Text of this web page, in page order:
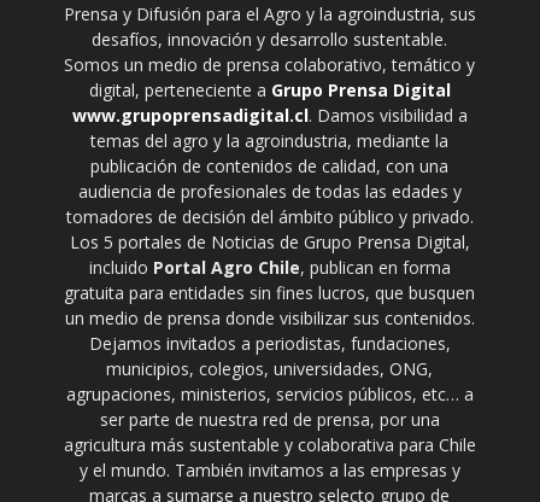
Prensa y Difusión para el Agro y la agroindustria, sus
desafíos, innovación y desarrollo sustentable.
Somos un medio de prensa colaborativo, temático y
digital, perteneciente a Grupo Prensa Digital
www.grupoprensadigital.cl. Damos visibilidad a
temas del agro y la agroindustria, mediante la
publicación de contenidos de calidad, con una
audiencia de profesionales de todas las edades y
tomadores de decisión del ámbito público y privado.
Los 5 portales de Noticias de Grupo Prensa Digital,
incluido Portal Agro Chile, publican en forma
gratuita para entidades sin fines lucros, que busquen
un medio de prensa donde visibilizar sus contenidos.
Dejamos invitados a periodistas, fundaciones,
municipios, colegios, universidades, ONG,
agrupaciones, ministerios, servicios públicos, etc… a
ser parte de nuestra red de prensa, por una
agricultura más sustentable y colaborativa para Chile
y el mundo. También invitamos a las empresas y
marcas a sumarse a nuestro selecto grupo de